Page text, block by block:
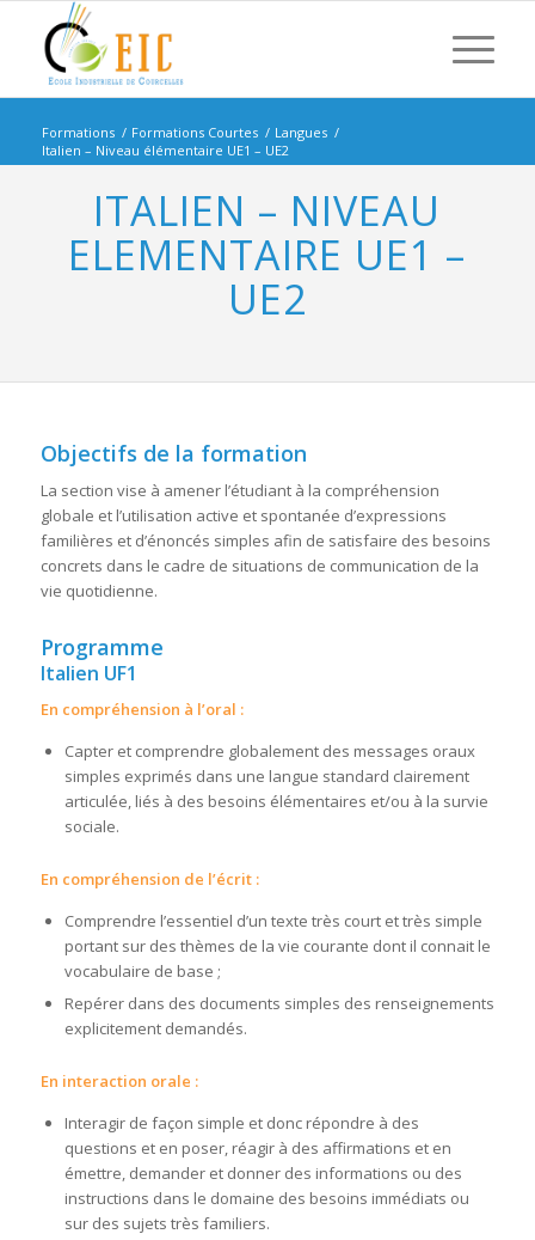
Formations / Formations Courtes / Langues /
Italien – Niveau élémentaire UE1 – UE2
ITALIEN – NIVEAU
ELEMENTAIRE UE1 –
UE2
Objectifs de la formation
La section vise à amener l’étudiant à la compréhension
globale et l’utilisation active et spontanée d’expressions
familières et d’énoncés simples afin de satisfaire des besoins
concrets dans le cadre de situations de communication de la
vie quotidienne.
Programme
Italien UF1
En compréhension à l’oral :
Capter et comprendre globalement des messages oraux
simples exprimés dans une langue standard clairement
articulée, liés à des besoins élémentaires et/ou à la survie
sociale.
En compréhension de l’écrit :
Comprendre l’essentiel d’un texte très court et très simple
portant sur des thèmes de la vie courante dont il connait le
vocabulaire de base ;
Repérer dans des documents simples des renseignements
explicitement demandés.
En interaction orale :
Interagir de façon simple et donc répondre à des
questions et en poser, réagir à des affirmations et en
émettre, demander et donner des informations ou des
instructions dans le domaine des besoins immédiats ou
sur des sujets très familiers.